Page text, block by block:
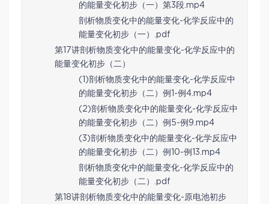
的能量变化初步（一）第3段.mp4
剖析物质变化中的能量变化-化学反应中的
能量变化初步（一）.pdf
第17讲剖析物质变化中的能量变化-化学反应中的
能量变化初步（二）
(1)剖析物质变化中的能量变化-化学反应中
的能量变化初步（二）例1-例4.mp4
(2)剖析物质变化中的能量变化-化学反应中
的能量变化初步（二）例5-例9.mp4
(3)剖析物质变化中的能量变化-化学反应中
的能量变化初步（二）例10-例13.mp4
剖析物质变化中的能量变化-化学反应中的
能量变化初步（二）.pdf
第18讲剖析物质变化中的能量变化-原电池初步